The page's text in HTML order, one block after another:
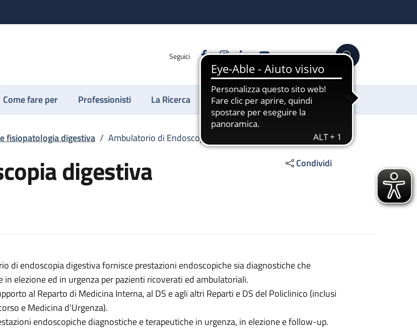
Seguici FacebookInstagram
LinkedinYouTube Cerca
Come fare per Professionisti La Ricerca Sostienici
fisiopatologia digestiva / Ambulatorio di Endoscopia digestiva
digestiva Condividi
di endoscopia digestiva fornisce prestazioni endoscopiche sia diagnostiche che
in elezione ed in urgenza per pazienti ricoverati ed ambulatoriali.
al Reparto di Medicina Interna, al DS e agli altri Reparti e DS del Policlinico (inclusi
e Medicina d'Urgenza).
endoscopiche diagnostiche e terapeutiche in urgenza, in elezione e follow-up.